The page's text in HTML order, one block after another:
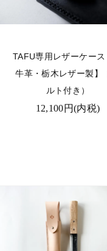
TAFU専用レザーケー
牛革・栃木レザー製】
ルト付き）
12,100円(内税)